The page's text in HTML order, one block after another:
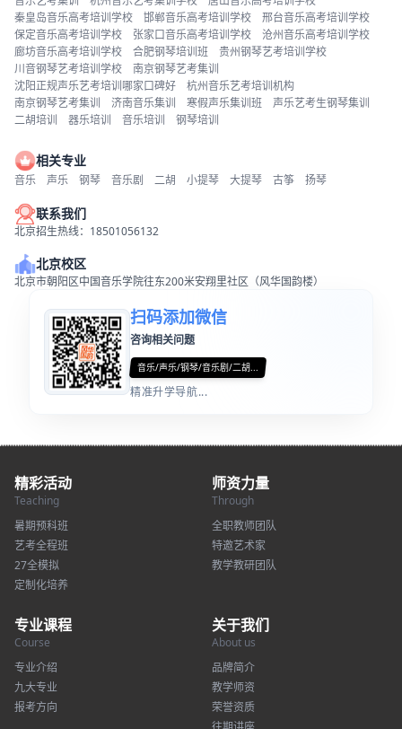
秦皇岛音乐高考培训学校
邯郸音乐高考培训学校
邢台音乐高考培训学校
保定音乐高考培训学校
张家口音乐高考培训学校
沧州音乐高考培训学校
廊坊音乐高考培训学校
合肥钢琴培训班
贵州钢琴艺考培训学校
川音钢琴艺考培训学校
南京钢琴艺考集训
沈阳正规声乐艺考培训哪家口碑好
杭州音乐艺考培训机构
南京钢琴艺考集训
济南音乐集训 寒假声乐集训班
声乐艺考生钢琴集训
二胡培训
器乐培训 音乐培训 钢琴培训
相关专业
音乐 声乐 钢琴 音乐剧 二胡 小提琴 大提琴 古筝 扬琴
联系我们
北京招生热线：18501056132
北京校区
北京市朝阳区中国音乐学院往东200米安翔里社区（风华国韵楼）
扫码添加微信
咨询相关问题
音乐/声乐/钢琴/音乐剧/二胡...
精准升学导航...
精彩活动
Teaching
暑期预科班
艺考全程班
27全模拟
定制化培养
师资力量
Through
全职教师团队
特邀艺术家
教学教研团队
专业课程
Course
专业介绍
九大专业
报考方向
关于我们
About us
品牌简介
教学师资
荣誉资质